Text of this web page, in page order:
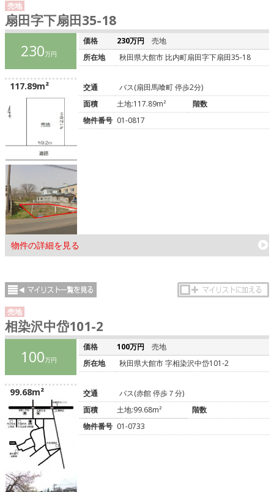
売地
扇田字下扇田35-18
230万円
117.89m²
物件の詳細を見る
価格 230万円
売地
所在地
秋田県大館市 比内町扇田字下扇田35-18
交通
バス(扇田馬喰町 停歩2分)
面積
土地:117.89m²
階数
物件番号 01-0817
売地
相染沢中岱101-2
100万円
99.68m²
価格 100万円
売地
所在地
秋田県大館市 字相染沢中岱101-2
交通
バス(赤館 停歩７分)
面積
土地:99.68m²
階数
物件番号 01-0733